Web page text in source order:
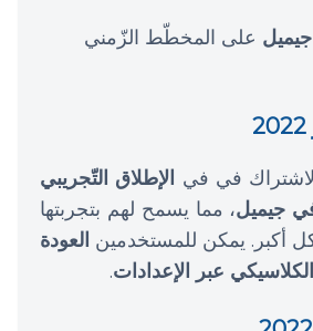
على المخطّط الزّمني
في في الإطلاق التّجريبي
جيميل، مما يسمح لهم بتجربتها
أكبر. يمكن للمستخدمين العودة
عبر الإعدادات.